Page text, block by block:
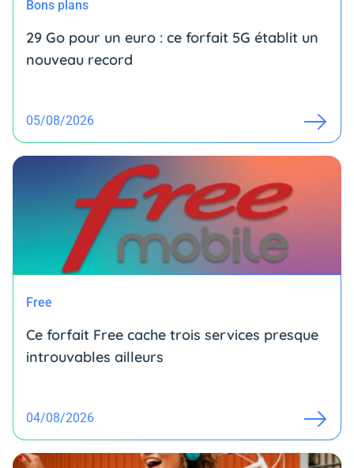
Bons plans
29 Go pour un euro : ce forfait 5G établit un
nouveau record
05/08/2026
Free
Ce forfait Free cache trois services presque
introuvables ailleurs
04/08/2026